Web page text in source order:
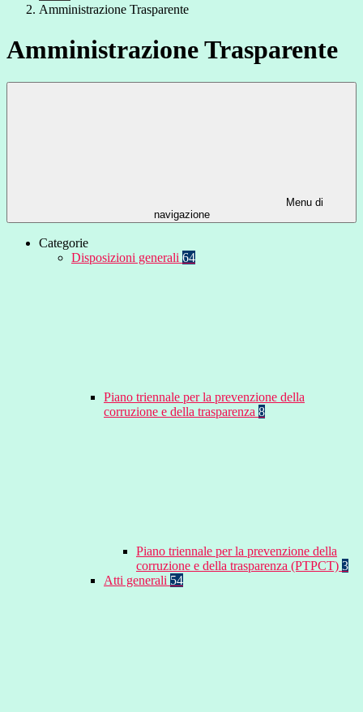
Amministrazione Trasparente
Amministrazione Trasparente
Menu di
navigazione
Categorie
Disposizioni generali 64
Piano triennale per la prevenzione della
corruzione e della trasparenza 8
Piano triennale per la prevenzione della
corruzione e della trasparenza (PTPCT) 3
Atti generali 54